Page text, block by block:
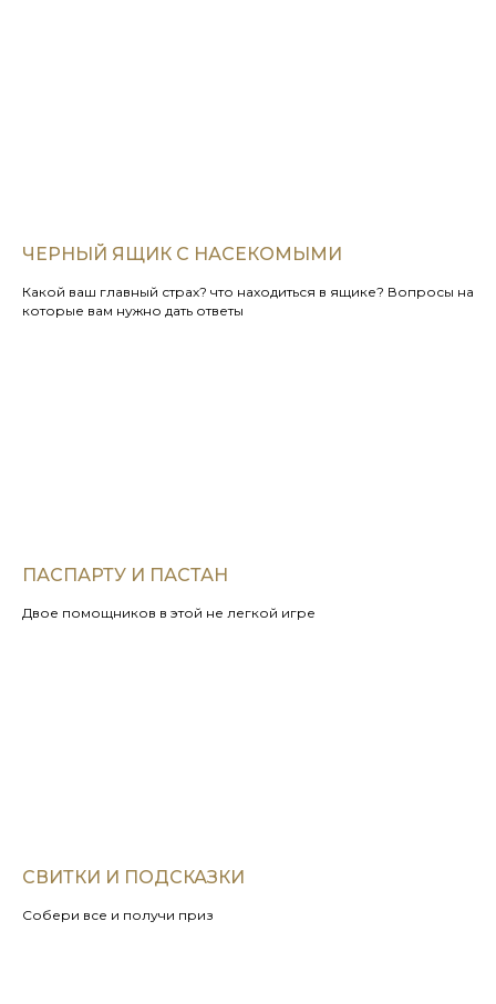
ЧЕРНЫЙ ЯЩИК С НАСЕКОМЫМИ
Какой ваш главный страх? что находиться в ящике? Вопросы на
которые вам нужно дать ответы
ПАСПАРТУ И ПАСТАН
Двое помощников в этой не легкой игре
СВИТКИ И ПОДСКАЗКИ
Собери все и получи приз